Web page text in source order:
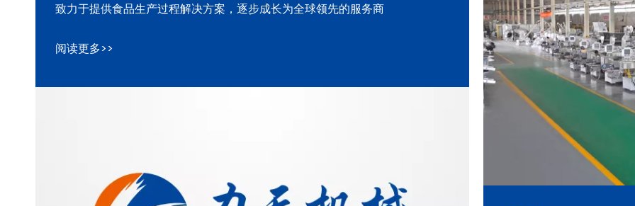
致力于提供食品生产过程解决方案，逐步成长为全球领先的服务商
阅读更多>>